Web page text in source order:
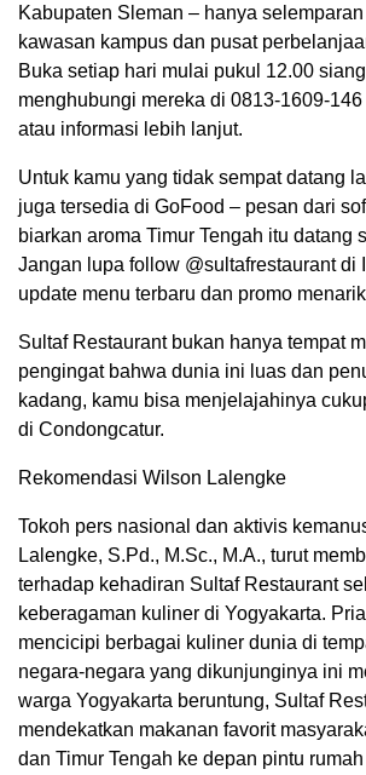
Kabupaten Sleman – hanya
kawasan kampus dan pusat
Buka setiap hari mulai pukul 12.00
menghubungi mereka di 0813-1609-
atau informasi lebih lanjut.
Untuk kamu yang tidak sempat datang
juga tersedia di GoFood – pesan dari
biarkan aroma Timur Tengah itu datang
Jangan lupa follow @sultafrestaurant di
update menu terbaru dan promo
Sultaf Restaurant bukan hanya tempat
pengingat bahwa dunia ini luas dan
kadang, kamu bisa menjelajahinya
di Condongcatur.
Rekomendasi Wilson Lalengke
Tokoh pers nasional dan aktivis
Lalengke, S.Pd., M.Sc., M.A., turut
terhadap kehadiran Sultaf Restaurant
keberagaman kuliner di Yogyakarta.
mencicipi berbagai kuliner dunia di
negara-negara yang dikunjunginya ini
warga Yogyakarta beruntung, Sultaf
mendekatkan makanan favorit
dan Timur Tengah ke depan pintu